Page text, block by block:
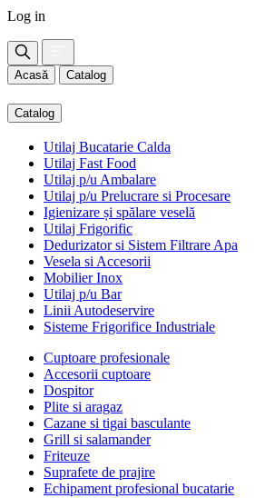
Log in
Acasă Catalog
Catalog
Utilaj Bucatarie Calda
Utilaj Fast Food
Utilaj p/u Ambalare
Utilaj p/u Prelucrare si Procesare
Igienizare și spălare veselă
Utilaj Frigorific
Dedurizator si Sistem Filtrare Apa
Vesela si Accesorii
Mobilier Inox
Utilaj p/u Bar
Linii Autodeservire
Sisteme Frigorifice Industriale
Cuptoare profesionale
Accesorii cuptoare
Dospitor
Plite si aragaz
Cazane si tigai basculante
Grill si salamander
Friteuze
Suprafete de prajire
Echipament profesional bucatarie